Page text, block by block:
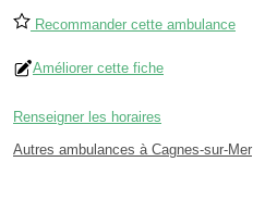
Recommander cette ambulance
Améliorer cette fiche
Renseigner les horaires
Autres ambulances à Cagnes-sur-Mer